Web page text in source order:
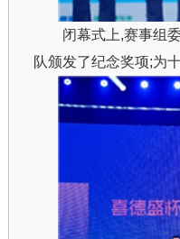
闭幕式上,赛事组
队颁发了纪念奖项;为